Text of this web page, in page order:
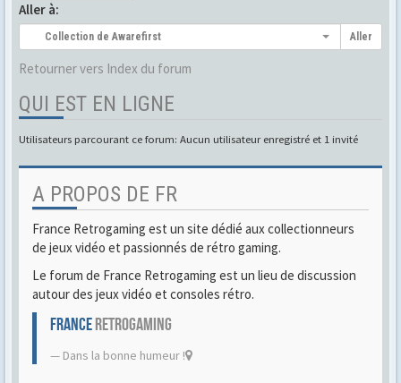
Aller à:
Collection de Awarefirst Aller
Retourner vers Index du forum
QUI EST EN LIGNE
Utilisateurs parcourant ce forum: Aucun utilisateur enregistré et 1 invité
A PROPOS DE FR
France Retrogaming est un site dédié aux collectionneurs
de jeux vidéo et passionnés de rétro gaming.
Le forum de France Retrogaming est un lieu de discussion
autour des jeux vidéo et consoles rétro.
FRANCERETROGAMING
Dans la bonne humeur !